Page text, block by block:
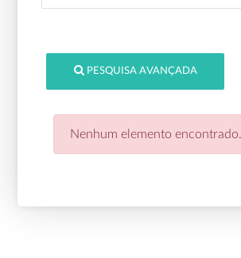
PESQUISA AVANÇADA
Nenhum elemento encontrado.